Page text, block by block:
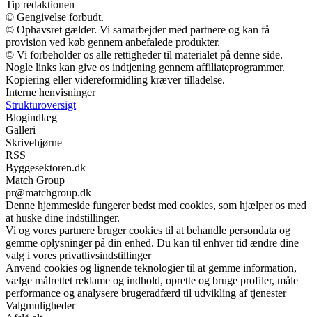
Tip redaktionen
© Gengivelse forbudt.
© Ophavsret gælder. Vi samarbejder med partnere og kan få
provision ved køb gennem anbefalede produkter.
© Vi forbeholder os alle rettigheder til materialet på denne side.
Nogle links kan give os indtjening gennem affiliateprogrammer.
Kopiering eller videreformidling kræver tilladelse.
Interne henvisninger
Strukturoversigt
Blogindlæg
Galleri
Skrivehjørne
RSS
Byggesektoren.dk
Match Group
pr@matchgroup.dk
Denne hjemmeside fungerer bedst med cookies, som hjælper os med
at huske dine indstillinger.
Vi og vores partnere bruger cookies til at behandle persondata og
gemme oplysninger på din enhed. Du kan til enhver tid ændre dine
valg i vores privatlivsindstillinger
Anvend cookies og lignende teknologier til at gemme information,
vælge målrettet reklame og indhold, oprette og bruge profiler, måle
performance og analysere brugeradfærd til udvikling af tjenester
Valgmuligheder